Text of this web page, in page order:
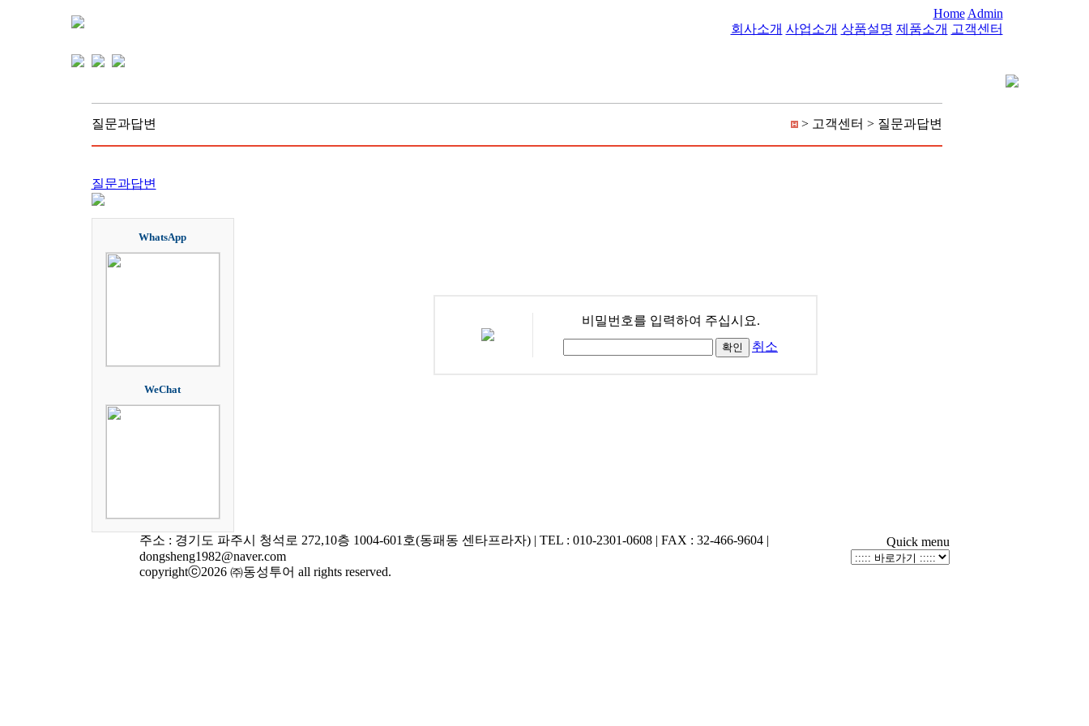
Home Admin
회사소개 사업소개 상품설명 제품소개 고객센터
질문과답변 > 고객센터 > 질문과답변
질문과답변
WhatsApp
WeChat
비밀번호를 입력하여 주십시요.
확인 취소
주소 : 경기도 파주시 청석로 272,10층 1004-601호(동패동 센타프라자) | TEL : 010-2301-0608 | FAX : 32-466-9604 |
dongsheng1982@naver.com
copyrightⓒ2026 ㈜동성투어 all rights reserved.
Quick menu